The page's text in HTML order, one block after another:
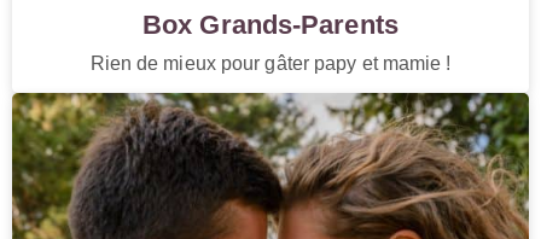
Box Grands-Parents
Rien de mieux pour gâter papy et mamie !